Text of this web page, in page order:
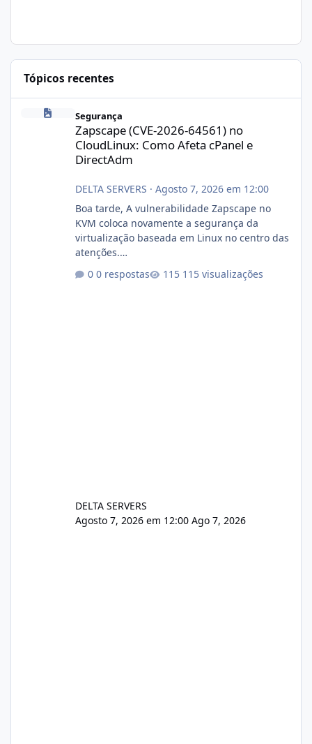
Tópicos recentes
Zapscape (CVE-2026-64561) no CloudLinux: Como Afeta cPanel
Segurança
Zapscape (CVE-2026-64561) no
CloudLinux: Como Afeta cPanel e
DirectAdm
DELTA SERVERS · Agosto 7, 2026 em 12:00
Boa tarde, A vulnerabilidade Zapscape no
KVM coloca novamente a segurança da
virtualização baseada em Linux no centro das
atenções.
https://cloudlinux.statuspage.io/incidents/dlr
xjx23zz5f Criamos uma breve explicação:
0 respostas 115 visualizações
DELTA SERVERS
Agosto 7, 2026 em 12:00 Ago 7, 2026